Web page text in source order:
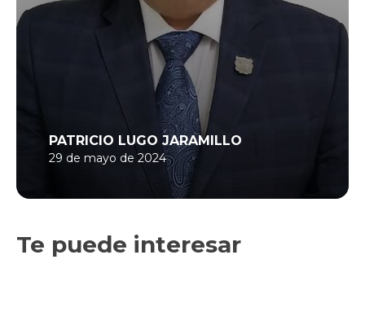
PATRICIO LUGO JARAMILLO
29 de mayo de 2024
Te puede interesar